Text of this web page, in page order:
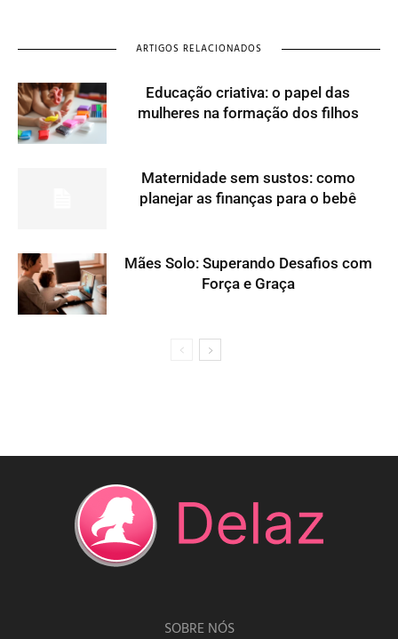
ARTIGOS RELACIONADOS
Educação criativa: o papel das
mulheres na formação dos filhos
Maternidade sem sustos: como
planejar as finanças para o bebê
Mães Solo: Superando Desafios com
Força e Graça
SOBRE NÓS